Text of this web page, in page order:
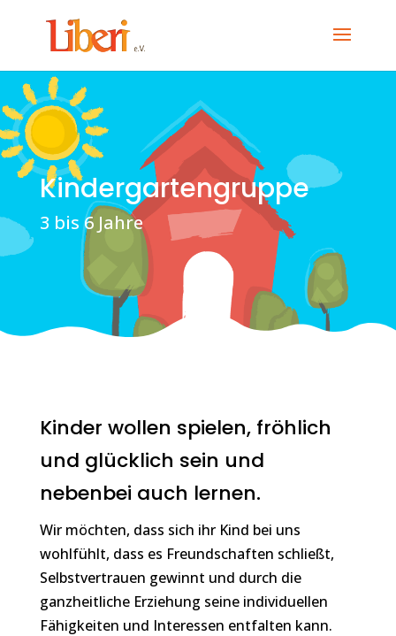
Kindergartengruppe
3 bis 6 Jahre
Kinder wollen spielen, fröhlich
und glücklich sein und
nebenbei auch lernen.
Wir möchten, dass sich ihr Kind bei uns
wohlfühlt, dass es Freundschaften schließt,
Selbstvertrauen gewinnt und durch die
ganzheitliche Erziehung seine individuellen
Fähigkeiten und Interessen entfalten kann.